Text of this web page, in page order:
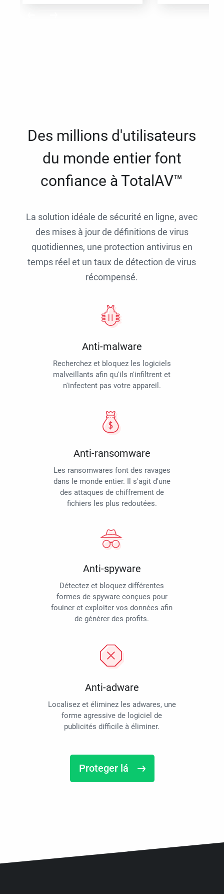
Des millions d'utilisateurs
du monde entier font
confiance à TotalAV™
La solution idéale de sécurité en ligne, avec
des mises à jour de définitions de virus
quotidiennes, une protection antivirus en
temps réel et un taux de détection de virus
récompensé.
Anti-malware
Recherchez et bloquez les logiciels
malveillants afin qu'ils n'infiltrent et
n'infectent pas votre appareil.
Anti-ransomware
Les ransomwares font des ravages
dans le monde entier. Il s'agit d'une
des attaques de chiffrement de
fichiers les plus redoutées.
Anti-spyware
Détectez et bloquez différentes
formes de spyware conçues pour
fouiner et exploiter vos données afin
de générer des profits.
Anti-adware
Localisez et éliminez les adwares, une
forme agressive de logiciel de
publicités difficile à éliminer.
Proteger lá